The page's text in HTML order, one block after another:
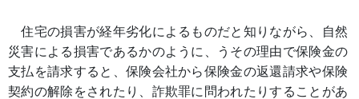
住宅の損害が経年劣化によるものだと知りながら、自然
災害による損害であるかのように、うその理由で保険金の
支払を請求すると、保険会社から保険金の返還請求や保険
契約の解除をされたり、詐欺罪に問われたりすることがあ